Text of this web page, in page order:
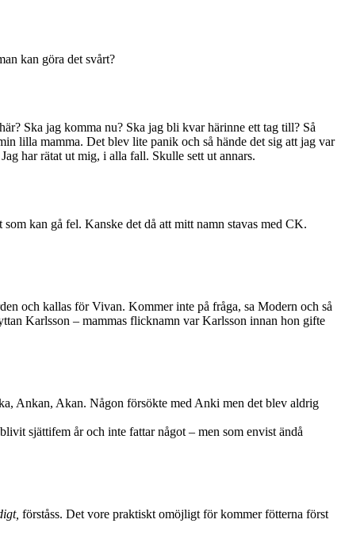
kan göra det svårt?
Ska jag komma nu? Ska jag bli kvar härinne ett tag till? Så
lilla mamma. Det blev lite panik och så hände det sig att jag var
har rätat ut mig, i alla fall. Skulle sett ut annars.
kan gå fel. Kanske det då att mitt namn stavas med CK.
och kallas för Vivan. Kommer inte på fråga, sa Modern och så
Karlsson – mammas flicknamn var Karlsson innan hon gifte
Ankan, Akan. Någon försökte med Anki men det blev aldrig
sjättifem år och inte fattar något – men som envist ändå
förståss. Det vore praktiskt omöjligt för kommer fötterna först